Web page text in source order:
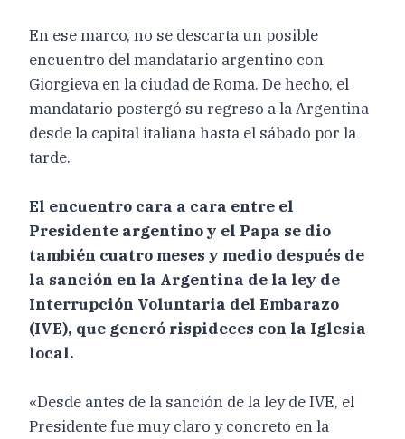
En ese marco, no se descarta un posible
encuentro del mandatario argentino con
Giorgieva en la ciudad de Roma. De hecho, el
mandatario postergó su regreso a la Argentina
desde la capital italiana hasta el sábado por la
tarde.
El encuentro cara a cara entre el
Presidente argentino y el Papa se dio
también cuatro meses y medio después de
la sanción en la Argentina de la ley de
Interrupción Voluntaria del Embarazo
(IVE), que generó rispideces con la Iglesia
local.
«Desde antes de la sanción de la ley de IVE, el
Presidente fue muy claro y concreto en la